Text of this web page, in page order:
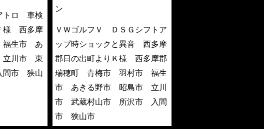
トロ 車検
様 西多摩
生市 あ
川市 東
市 狭山
ン
ＶＷゴルフＶ ＤＳＧシフトア
ップ時ショックと異音 西多摩
郡日の出町よりＫ様 西多摩郡
瑞穂町 青梅市 羽村市 福生
市 あきる野市 昭島市 立川
市 武蔵村山市 所沢市 入間
市 狭山市